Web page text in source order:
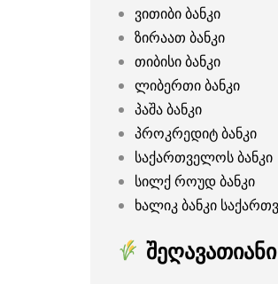
ვითიბი ბანკი
ზირაათ ბანკი
თიბისი ბანკი
ლიბერთი ბანკი
პაშა ბანკი
პროკრედიტ ბანკი
საქართველოს ბანკი
სილქ როუდ ბანკი
ხალიკ ბანკი